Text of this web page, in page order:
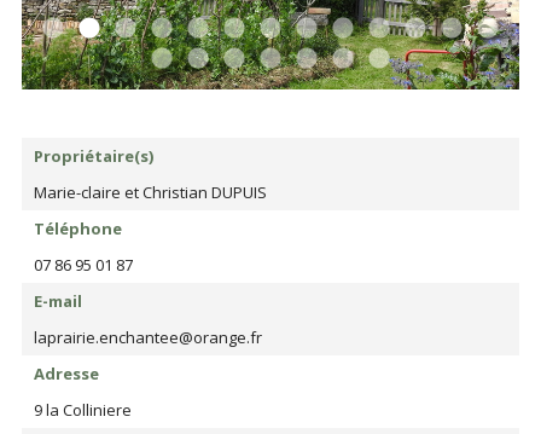
Propriétaire(s)
Marie-claire et Christian DUPUIS
Téléphone
07 86 95 01 87
E-mail
laprairie.enchantee@orange.fr
Adresse
9 la Colliniere